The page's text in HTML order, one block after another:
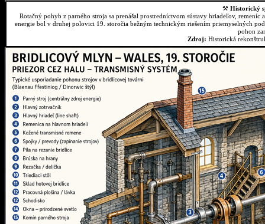
⚒ Historický
Rotačný pohyb z parného stroja sa prenášal prostredníctvom sústavy hriadeľov,
energie bol v druhej polovici 19. storočia bežným technickým riešením priemyselných
pohon
Zdroj: Historická